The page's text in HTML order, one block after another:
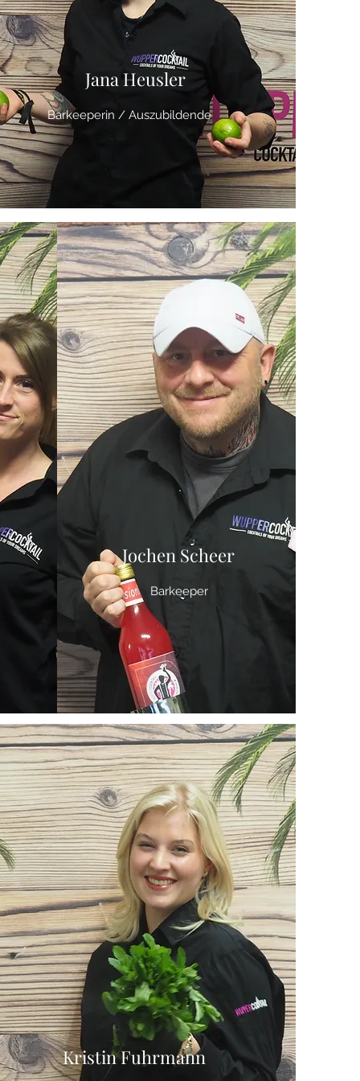
Jana Heusler
Barkeeperin / Auszubildende
Jochen Scheer
Barkeeper
Kristin Fuhrmann